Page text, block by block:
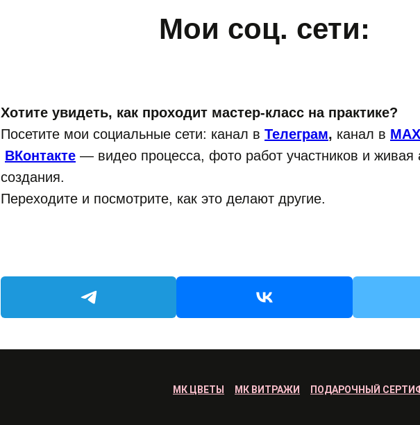
Мои соц. сети:
Хотите увидеть, как проходит мастер-класс на практике?
Посетите мои социальные сети: канал в Телеграм, канал в MAX
ВКонтакте — видео процесса, фото работ участников и
создания.
Переходите и посмотрите, как это делают другие.
МК ЦВЕТЫ МК ВИТРАЖИ ПОДАРОЧНЫЙ